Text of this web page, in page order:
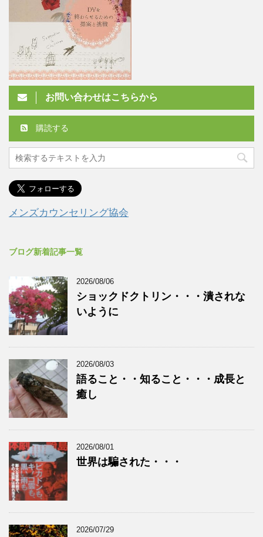
お問い合わせはこちらから
購読する
メンズカウンセリング協会
ブログ新着記事一覧
2026/08/06
ショックドクトリン・・・潰されな
いように
2026/08/03
語ること・・知ること・・・成長と
癒し
2026/08/01
世界は騙された・・・
2026/07/29